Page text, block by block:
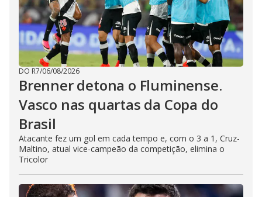
DO R7/06/08/2026
Brenner detona o Fluminense.
Vasco nas quartas da Copa do
Brasil
Atacante fez um gol em cada tempo e, com o 3 a 1, Cruz-
Maltino, atual vice-campeão da competição, elimina o
Tricolor